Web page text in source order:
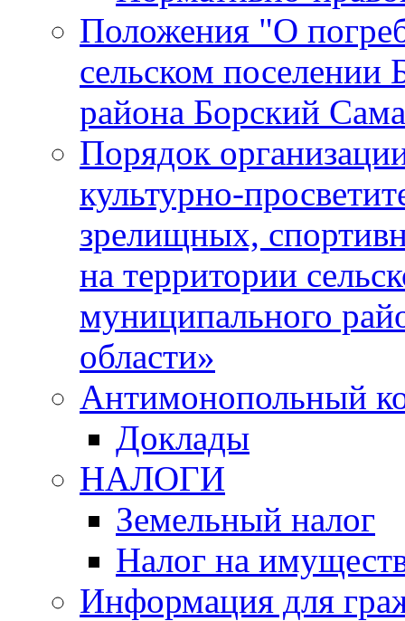
Положения "О
сельском поселении
района Борский
Порядок
культурно-
зрелищных,
на территории
муниципального
области»
Антимонопольный
Доклады
НАЛОГИ
Земельный налог
Налог на
Информация для